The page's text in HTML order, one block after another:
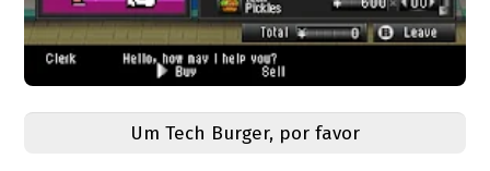
Um Tech Burger, por favor